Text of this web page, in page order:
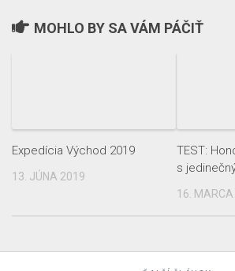
MOHLO BY SA VÁM PÁČIŤ
Expedícia Východ 2019
13. JÚNA 2019
TEST:
s
16. MARCA